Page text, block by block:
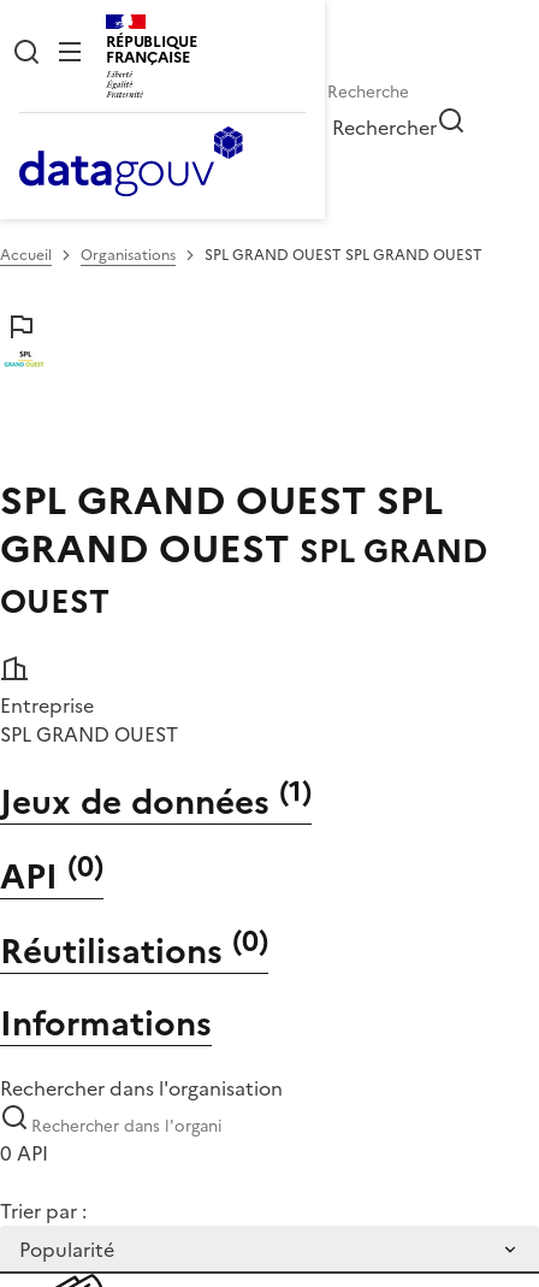
RÉPUBLIQUE
FRANÇAISE
Rechercher
Accueil Organisations SPL GRAND OUEST SPL GRAND OUEST
SPL GRAND OUEST SPL
GRAND OUEST SPL GRAND
OUEST
Entreprise
SPL GRAND OUEST
Jeux de données (1)
API (0)
Réutilisations (0)
Informations
Rechercher dans l'organisation
0 API
Trier par :